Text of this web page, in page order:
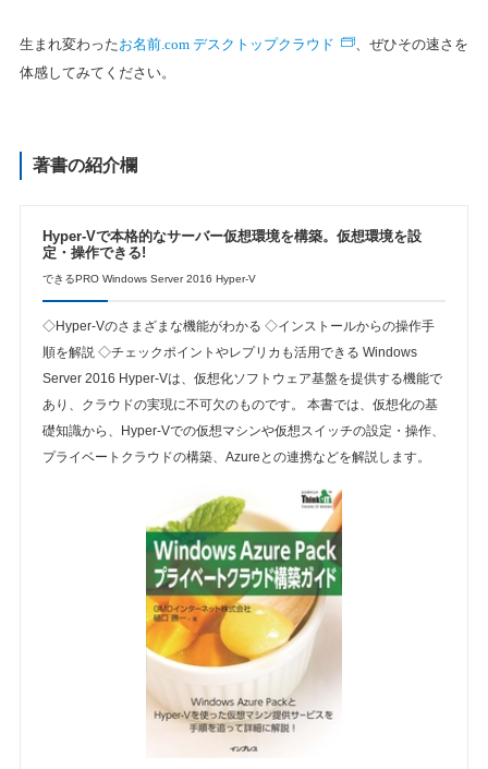
生まれ変わったお名前.com デスクトップクラウド
、ぜひその速さを
体感してみてください。
著書の紹介欄
Hyper-Vで本格的なサーバー仮想環境を構築。仮想環境を設
定・操作できる!
できるPRO Windows Server 2016 Hyper-V
◇Hyper-Vのさまざまな機能がわかる ◇インストールからの操作手
順を解説 ◇チェックポイントやレプリカも活用できる Windows
Server 2016 Hyper-Vは、仮想化ソフトウェア基盤を提供する機能で
あり、クラウドの実現に不可欠のものです。 本書では、仮想化の基
礎知識から、Hyper-Vでの仮想マシンや仮想スイッチの設定・操作、
プライベートクラウドの構築、Azureとの連携などを解説します。